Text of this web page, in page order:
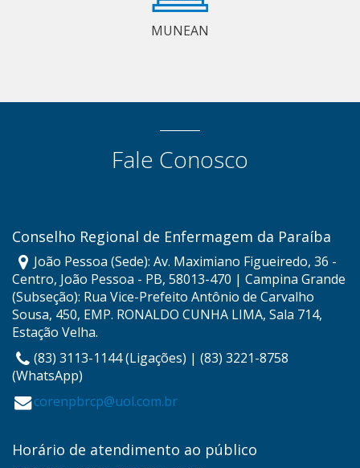
MUNEAN
Fale Conosco
Conselho Regional de Enfermagem da Paraíba
João Pessoa (Sede): Av. Maximiano Figueiredo, 36 -
Centro, João Pessoa - PB, 58013-470 | Campina Grande
(Subseção): Rua Vice-Prefeito Antônio de Carvalho
Sousa, 450, EMP. RONALDO CUNHA LIMA, Sala 714,
Estação Velha.
(83) 3113-1144 (Ligações) | (83) 3221-8758
(WhatsApp)
corenpbrcp@uol.com.br
Horário de atendimento ao público